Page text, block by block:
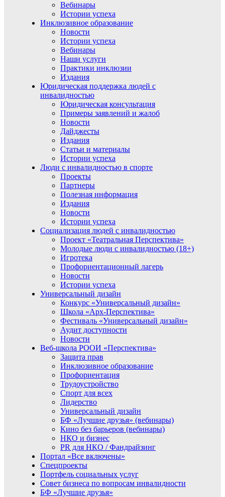
Вебинары
Истории успеха
Инклюзивное образование
Новости
Истории успеха
Вебинары
Наши услуги
Практики инклюзии
Издания
Юридическая поддержка людей с
инвалидностью
Юридическая консультация
Примеры заявлений и жалоб
Новости
Дайджесты
Издания
Статьи и материалы
Истории успеха
Люди с инвалидностью в спорте
Проекты
Партнеры
Полезная информация
Издания
Новости
Истории успеха
Социализация людей с инвалидностью
Проект «Театральная Перспектива»
Молодые люди с инвалидностью (18+)
Игротека
Профориентационный лагерь
Новости
Истории успеха
Универсальный дизайн
Конкурс «Универсальный дизайн»
Школа «Арх-Перспектива»
Фестиваль «Универсальный дизайн»
Аудит доступности
Новости
Веб-школа РООИ «Перспектива»
Защита прав
Инклюзивное образование
Профориентация
Трудоустройство
Спорт для всех
Лидерство
Универсальный дизайн
БФ «Лучшие друзья» (вебинары)
Кино без барьеров (вебинары)
НКО и бизнес
PR для НКО / Фандрайзинг
Портал «Все включены»
Спецпроекты
Портфель социальных услуг
Совет бизнеса по вопросам инвалидности
БФ «Лучшие друзья»